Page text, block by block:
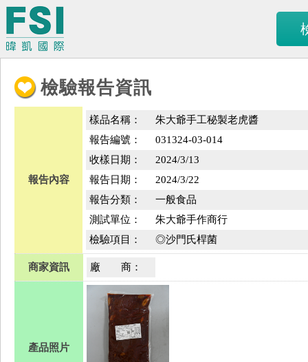
檢驗報告資訊
報告內容
樣品名稱：
朱大爺手工秘製老虎醬
報告編號：
031324-03-014
收樣日期：
2024/3/13
報告日期：
2024/3/22
報告分類：
一般食品
測試單位：
朱大爺手作商行
檢驗項目：
◎沙門氏桿菌
商家資訊 廠 商：
產品照片